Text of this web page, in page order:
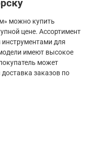
можно купить
цене. Ассортимент
для
имеют высокое
может
заказов по